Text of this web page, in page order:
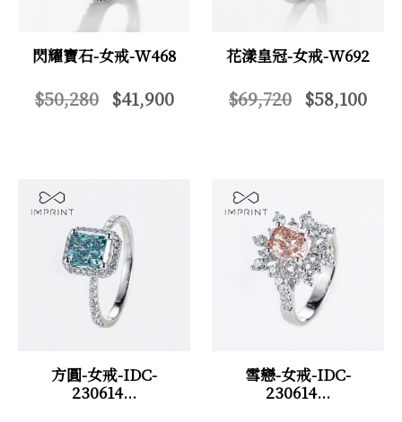
閃耀寶石-女戒-W468
$50,280$41,900
花漾皇冠-女戒-W692
$69,720 $58,100
方圓-女戒-IDC-
230614...
雪戀-女戒-IDC-
230614...